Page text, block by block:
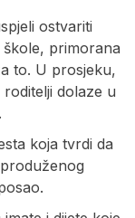
ostvariti
primorana
to. U prosjeku,
dolaze u
koja tvrdi da